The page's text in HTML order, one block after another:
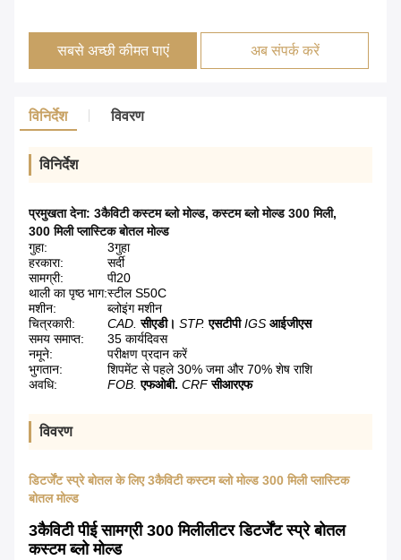
सबसे अच्छी कीमत पाएं अब संपर्क करें
विनिर्देश विवरण
विनिर्देश
प्रमुखता देना: 3कैविटी कस्टम ब्लो मोल्ड,कस्टम ब्लो मोल्ड 300 मिली,
300 मिली प्लास्टिक बोतल मोल्ड
गुहा:
3गुहा
हरकारा:
सर्दी
सामग्री:
पी20
थाली का पृष्ठ भाग:स्टील S50C
मशीन:
ब्लोइंग मशीन
चित्रकारी:
CAD. सीएडी। STP. एसटीपी IGS आईजीएस
समय समाप्त:
35 कार्यदिवस
नमूने:
परीक्षण प्रदान करें
भुगतान:
शिपमेंट से पहले 30% जमा और 70% शेष राशि
अवधि:
FOB. एफओबी. CRF सीआरएफ
विवरण
डिटर्जेंट स्प्रे बोतल के लिए 3कैविटी कस्टम ब्लो मोल्ड 300 मिली प्लास्टिक
बोतल मोल्ड
3कैविटी पीई सामग्री 300 मिलीलीटर डिटर्जेंट स्प्रे बोतल
कस्टम ब्लो मोल्ड